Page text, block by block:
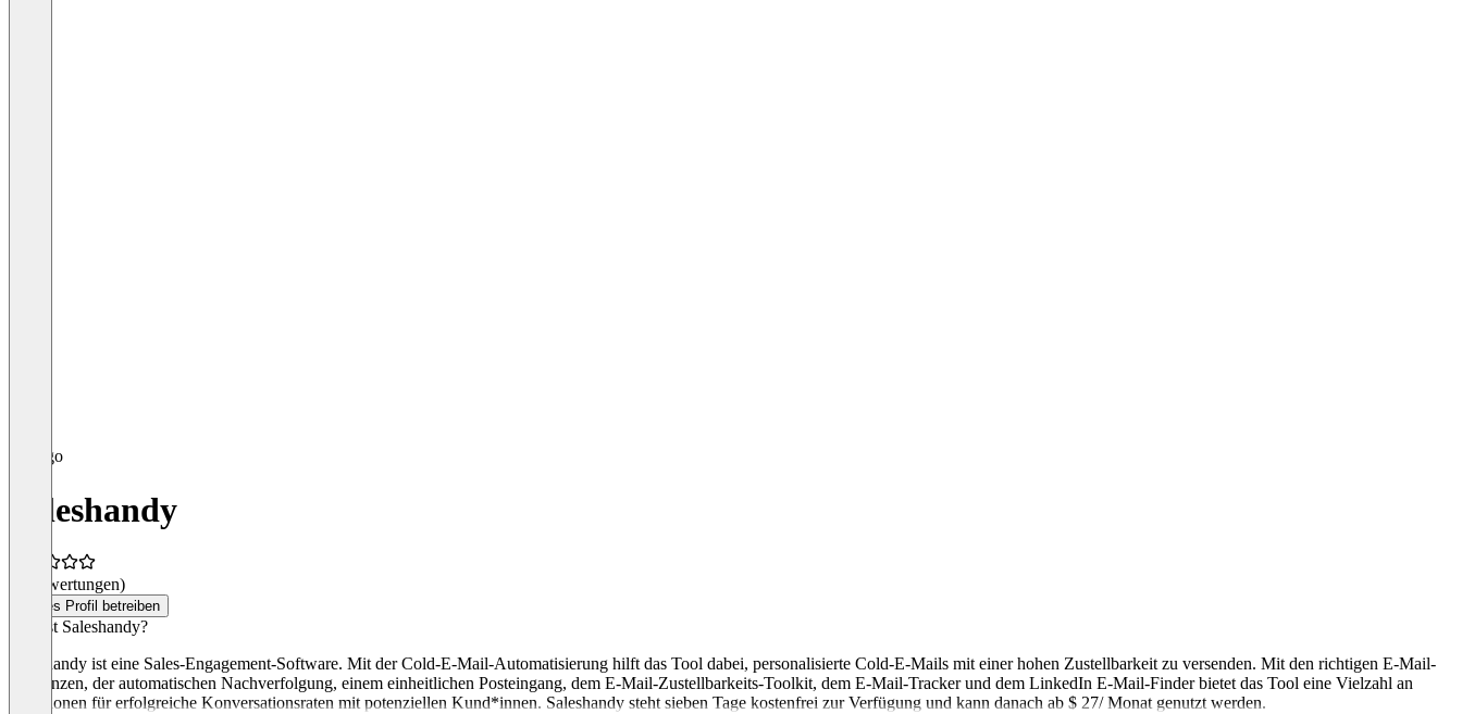
Saleshandy
(0 Bewertungen)
Dieses Profil betreiben
Was ist Saleshandy?
Saleshandy ist eine Sales-Engagement-Software. Mit der Cold-E-Mail-Automatisierung hilft das Tool dabei, personalisierte Cold-E-Mails mit einer hohen Zustellbarkeit zu versenden. Mit den richtigen E-Mail-
Sequenzen, der automatischen Nachverfolgung, einem einheitlichen Posteingang, dem E-Mail-Zustellbarkeits-Toolkit, dem E-Mail-Tracker und dem LinkedIn E-Mail-Finder bietet das Tool eine Vielzahl an
Funktionen für erfolgreiche Konversationsraten mit potenziellen Kund*innen. Saleshandy steht sieben Tage kostenfrei zur Verfügung und kann danach ab $ 27/ Monat genutzt werden.